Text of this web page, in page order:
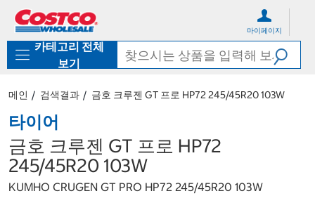
로
기
가
마이페이지
카테고리 전체
보기
메인 검색결과 금호 크루젠 GT 프로 HP72 245/45R20 103W
타이어
금호 크루젠 GT 프로 HP72
245/45R20 103W
KUMHO CRUGEN GT PRO HP72 245/45R20 103W